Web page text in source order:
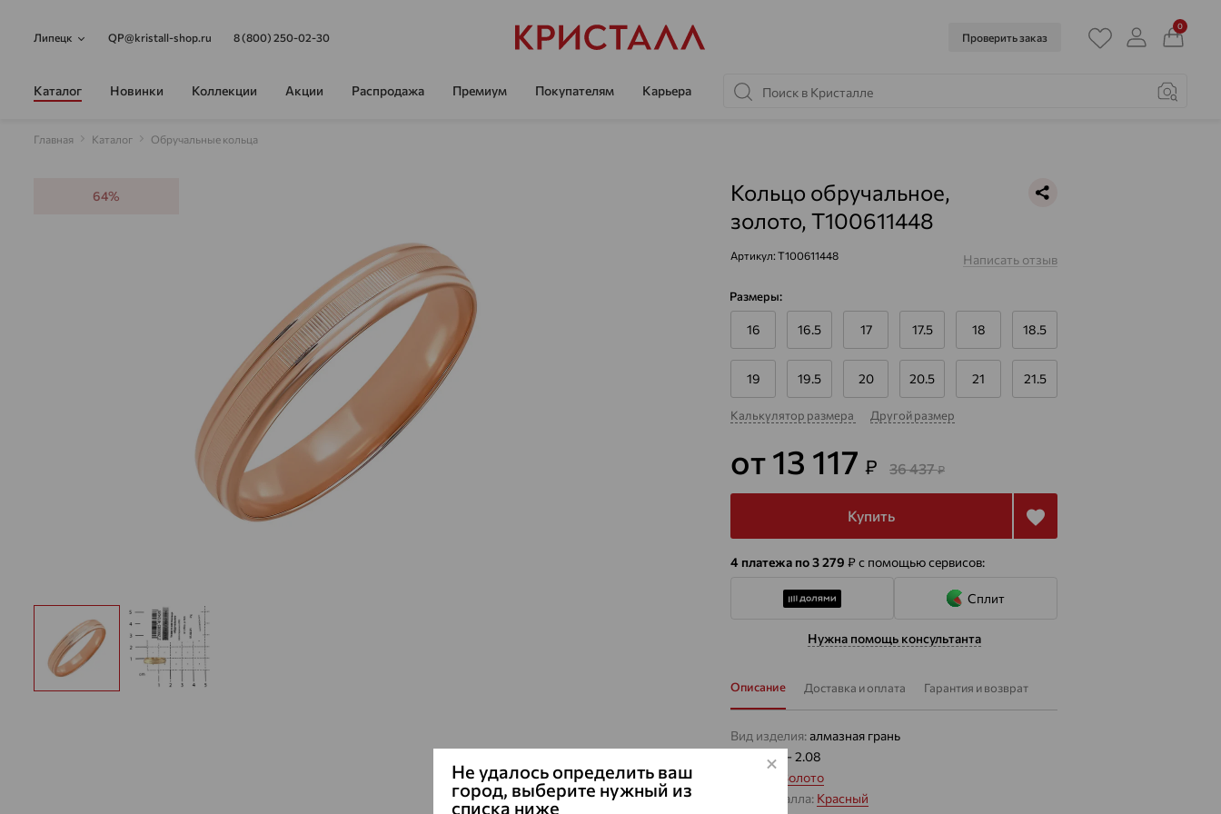
Липецк QP@kristall-shop.ru 8 (800) 250-02-30 Проверить заказ
0
Каталог Новинки Коллекции Акции Распродажа Премиум Покупателям Карьера
Главная Каталог Обручальные кольца
64%
Кольцо обручальное,
золото, Т100611448
Артикул: Т100611448 Написать отзыв
Размеры:
16 16.5 17 17.5 18 18.5
19 19.5 20 20.5 21 21.5
Калькулятор размера Другой размер
от 13 117 ₽ 36 437₽
Купить
4 платежа по 3 279 ₽с помощью сервисов:
Сплит
Нужна помощь консультанта
Описание Доставка и оплата Гарантия и возврат
Вид изделия:алмазная грань
1.33 — 2.08
Золото
Цвет металла: Красный
Не удалось определить ваш
город, выберите нужный из
списка ниже